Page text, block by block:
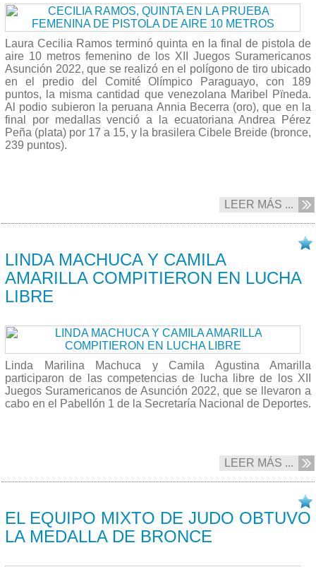
Laura Cecilia Ramos terminó quinta en la final de pistola de
aire 10 metros femenino de los XII Juegos Suramericanos
Asunción 2022, que se realizó en el polígono de tiro ubicado
en el predio del Comité Olímpico Paraguayo, con 189
puntos, la misma cantidad que venezolana Maribel Pïneda.
Al podio subieron la peruana Annia Becerra (oro), que en la
final por medallas venció a la ecuatoriana Andrea Pérez
Peña (plata) por 17 a 15, y la brasilera Cibele Breide (bronce,
239 puntos).
LEER MÁS ...
LINDA MACHUCA Y CAMILA
AMARILLA COMPITIERON EN LUCHA
LIBRE
Linda Marilina Machuca y Camila Agustina Amarilla
participaron de las competencias de lucha libre de los XII
Juegos Suramericanos de Asunción 2022, que se llevaron a
cabo en el Pabellón 1 de la Secretaría Nacional de Deportes.
LEER MÁS ...
EL EQUIPO MIXTO DE JUDO OBTUVO
LA MEDALLA DE BRONCE